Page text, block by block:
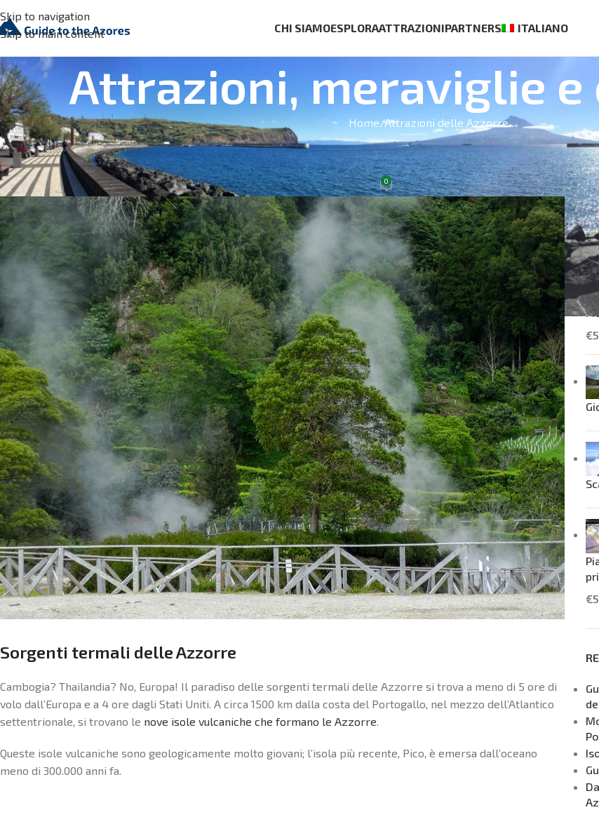
Skip to navigation
Skip to main content
CHI SIAMOESPLORAATTRAZIONIPARTNERS ITALIANO
Attrazioni, meraviglie e
Home Attrazioni delle Azzorre
ATTRAZIONI DELLE AZZORRE,RELAX E BENESSERE
Le terme di Furnas, Azzorre: la Spa più remota d’Europa
Posted by AguaplanoOn 20 Luglio 2021 0
Sorgenti termali delle Azzorre
Cambogia? Thailandia? No, Europa! Il paradiso delle sorgenti termali delle Azzorre si trova a meno di 5 ore di
volo dall’Europa e a 4 ore dagli Stati Uniti. A circa 1500 km dalla costa del Portogallo, nel mezzo dell’Atlantico
settentrionale, si trovano le nove isole vulcaniche che formano le Azzorre.
Queste isole vulcaniche sono geologicamente molto giovani; l’isola più recente, Pico, è emersa dall’oceano
meno di 300.000 anni fa.
€
€
€